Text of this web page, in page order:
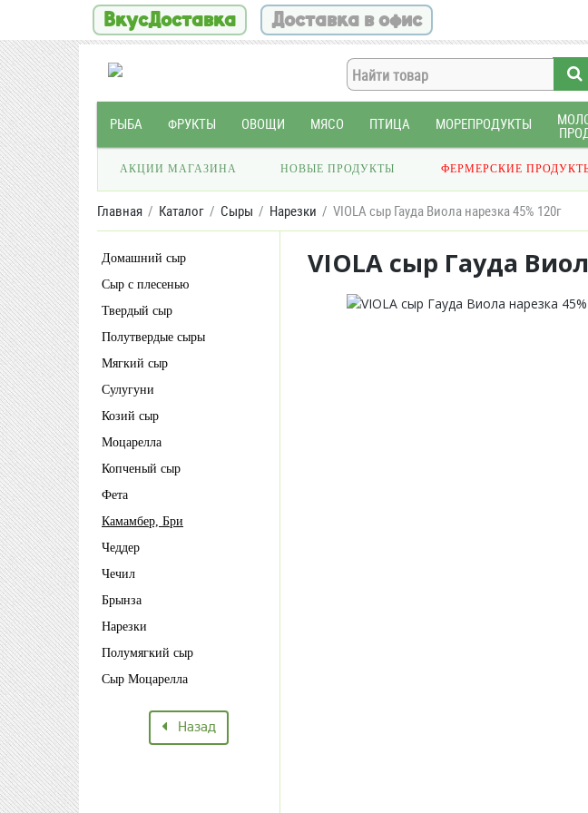
ВкусДоставка Доставка в офис
РЫБА ФРУКТЫ ОВОЩИ МЯСО ПТИЦА МОРЕПРОДУКТЫ
АКЦИИ МАГАЗИНА НОВЫЕ ПРОДУКТЫ ФЕРМЕРСКИЕ
Главная Каталог Сыры Нарезки VIOLA сыр Гауда Виола нарезка 45% 120г
Домашний сыр
Сыр с плесенью
Твердый сыр
Полутвердые сыры
Мягкий сыр
Сулугуни
Козий сыр
Моцарелла
Копченый сыр
Фета
Камамбер, Бри
Чеддер
Чечил
Брынза
Нарезки
Полумягкий сыр
Сыр Моцарелла
Назад
VIOLA сыр Гауда